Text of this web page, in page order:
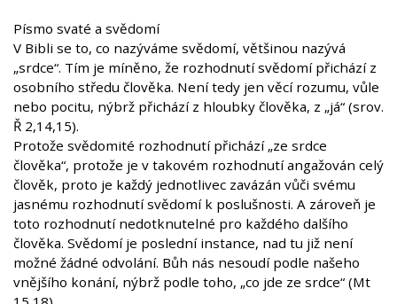
Písmo svaté a svědomí
V Bibli se to, co nazýváme svědomí, většinou nazývá
„srdce“. Tím je míněno, že rozhodnutí svědomí přichází z
osobního středu člověka. Není tedy jen věcí rozumu, vůle
nebo pocitu, nýbrž přichází z hloubky člověka, z „já“ (srov.
Ř 2,14,15).
Protože svědomité rozhodnutí přichází „ze srdce
člověka“, protože je v takovém rozhodnutí angažován celý
člověk, proto je každý jednotlivec zavázán vůči svému
jasnému rozhodnutí svědomí k poslušnosti. A zároveň je
toto rozhodnutí nedotknutelné pro každého dalšího
člověka. Svědomí je poslední instance, nad tu již není
možné žádné odvolání. Bůh nás nesoudí podle našeho
vnějšího konání, nýbrž podle toho, „co jde ze srdce“ (Mt